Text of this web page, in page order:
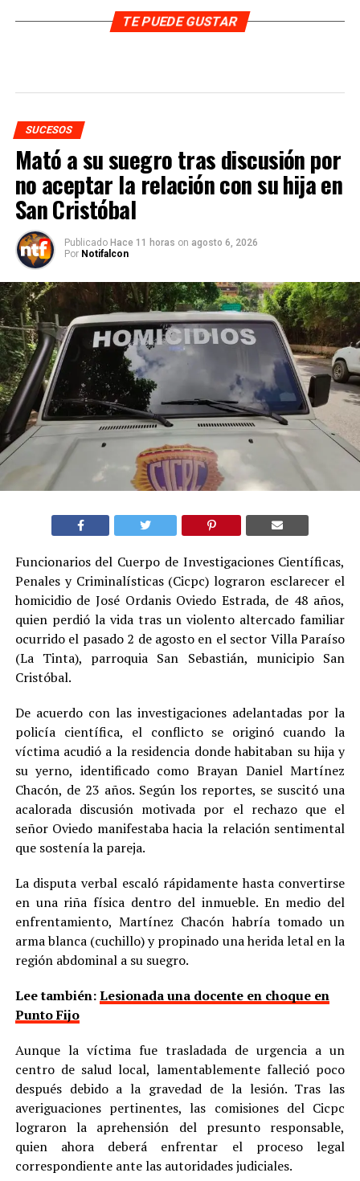
TE PUEDE GUSTAR
SUCESOS
Mató a su suegro tras discusión por
no aceptar la relación con su hija en
San Cristóbal
Publicado Hace 11 horas on agosto 6, 2026
Por Notifalcon
Funcionarios del Cuerpo de Investigaciones Científicas,
Penales y Criminalísticas (Cicpc) lograron esclarecer el
homicidio de José Ordanis Oviedo Estrada, de 48 años,
quien perdió la vida tras un violento altercado familiar
ocurrido el pasado 2 de agosto en el sector Villa Paraíso
(La Tinta), parroquia San Sebastián, municipio San
Cristóbal.
De acuerdo con las investigaciones adelantadas por la
policía científica, el conflicto se originó cuando la
víctima acudió a la residencia donde habitaban su hija y
su yerno, identificado como Brayan Daniel Martínez
Chacón, de 23 años. Según los reportes, se suscitó una
acalorada discusión motivada por el rechazo que el
señor Oviedo manifestaba hacia la relación sentimental
que sostenía la pareja.
La disputa verbal escaló rápidamente hasta convertirse
en una riña física dentro del inmueble. En medio del
enfrentamiento, Martínez Chacón habría tomado un
arma blanca (cuchillo) y propinado una herida letal en la
región abdominal a su suegro.
Lee también:Lesionada una docente en choque en
Punto Fijo
Aunque la víctima fue trasladada de urgencia a un
centro de salud local, lamentablemente falleció poco
después debido a la gravedad de la lesión. Tras las
averiguaciones pertinentes, las comisiones del Cicpc
lograron la aprehensión del presunto responsable,
quien ahora deberá enfrentar el proceso legal
correspondiente ante las autoridades judiciales.